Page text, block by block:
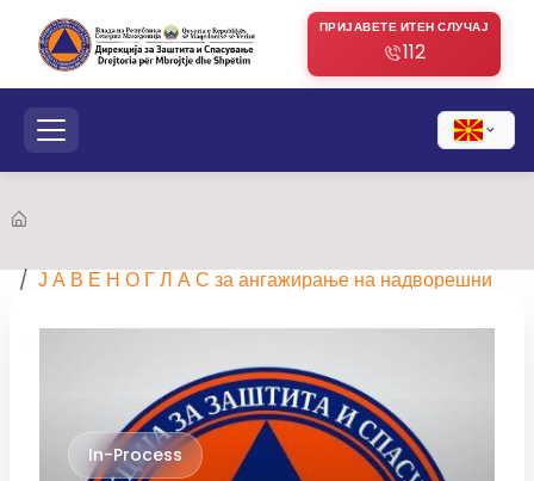
ПРИЈАВЕТЕ ИТЕН СЛУЧАЈ
112
Ј А В Е Н О Г Л А С за ангажирање на надворешни
In-Process